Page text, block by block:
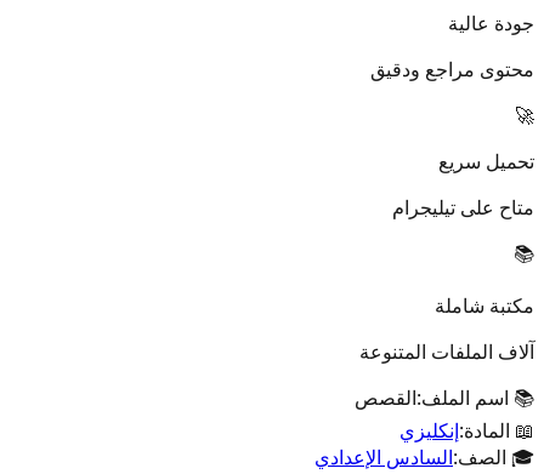
جودة عالية
محتوى مراجع ودقيق
🚀
تحميل سريع
متاح على تيليجرام
📚
مكتبة شاملة
آلاف الملفات المتنوعة
📚 اسم الملف:القصص
📖 المادة:إنكليزي
🎓 الصف:السادس الإعدادي